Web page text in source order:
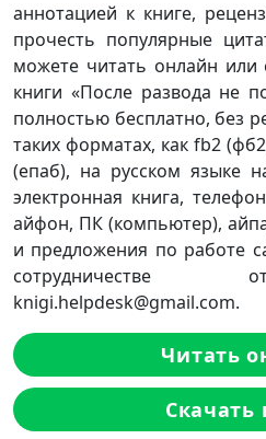
аннотацией к книге,
прочесть популярные
можете читать онлайн или
книги «После развода не
полностью бесплатно, без
таких форматах, как fb2
(епаб), на русском языке
электронная книга,
айфон, ПК (компьютер),
и предложения по работе
сотрудничестве
knigi.helpdesk@gmail.com.
Читать
Скачать